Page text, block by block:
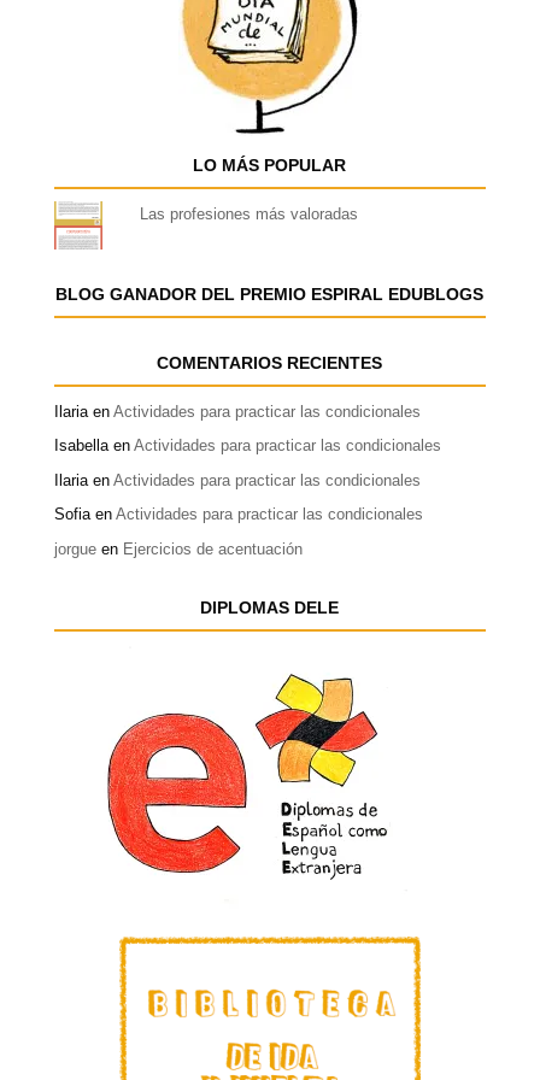
LO MÁS POPULAR
Las profesiones más valoradas
BLOG GANADOR DEL PREMIO ESPIRAL EDUBLOGS
COMENTARIOS RECIENTES
Ilariaen Actividades para practicar las condicionales
Isabellaen Actividades para practicar las condicionales
Ilariaen Actividades para practicar las condicionales
Sofiaen Actividades para practicar las condicionales
jorgueen Ejercicios de acentuación
DIPLOMAS DELE